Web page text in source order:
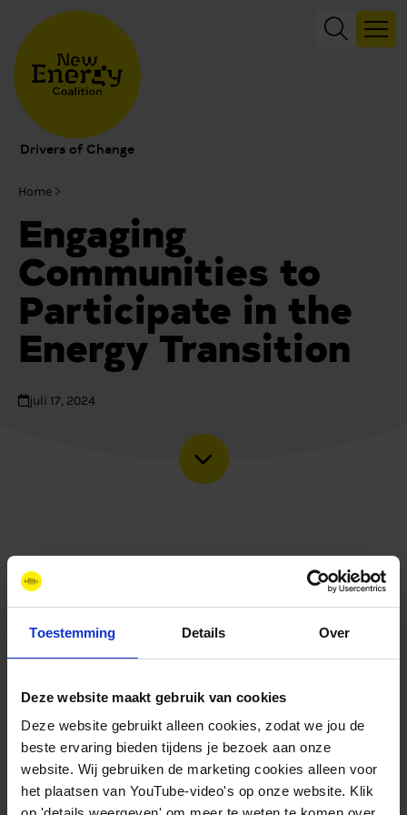
Toestemming Details Over
Deze website maakt gebruik van cookies
Deze website gebruikt alleen cookies, zodat we jou de
beste ervaring bieden tijdens je bezoek aan onze
website. Wij gebruiken de marketing cookies alleen voor
het plaatsen van YouTube-video's op onze website. Klik
Drivers of Change
Home
Engaging
Communities to
Participate in the
Energy Transition
juli 17, 2024
+31 88 11 66 800
info@newenergycoalition.org